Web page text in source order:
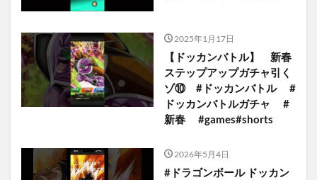
2025年1月17日
【ドッカンバトル】 新春
ステップアップガチャ引く
ゾ⑩ #ドッカンバトル #
ドッカンバトルガチャ #
新春 #games#shorts
2026年5月4日
#ドラゴンボール ドッカン